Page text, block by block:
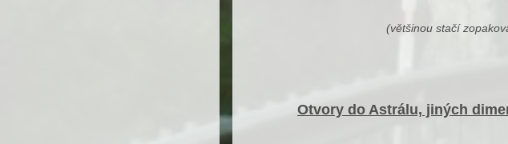
(většinou stačí
Otvory do Astrálu, jiných